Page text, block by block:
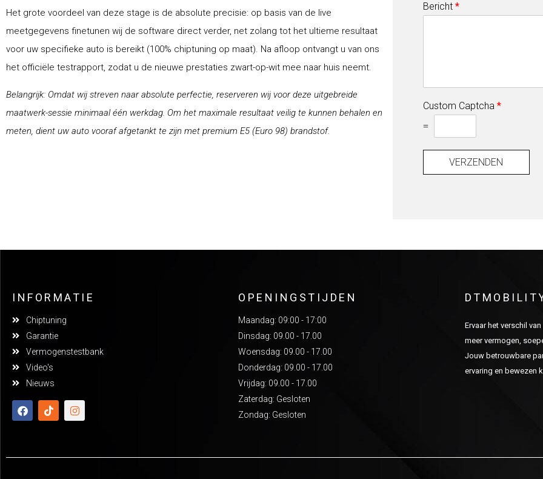
Het grote voordeel van deze stage is de absolute precisie: op basis van de live
meetgegevens finetunen wij de software direct verder, net zolang tot het ultieme resultaat
voor uw specifieke auto is bereikt (100% chiptuning op maat). Na afloop ontvangt u van ons
het officiële testrapport, zodat u de nieuwe prestaties zwart-op-wit mee naar huis neemt.
Belangrijk: Omdat wij streven naar absolute perfectie, reserveren wij voor deze uitgebreide
maatwerk-sessie minimaal één werkdag. Om het maximale resultaat veilig te kunnen behalen en
meten, dient uw auto vooraf afgetankt te zijn met premium E5 (Euro 98) brandstof.
Bericht *
Custom Captcha *
=
VERZENDEN
INFORMATIE
Chiptuning
Garantie
Vermogenstestbank
Video's
Nieuws
OPENINGSTIJDEN
Maandag: 09:00 - 17:00
Dinsdag: 09.00 - 17.00
Woensdag: 09.00 - 17.00
Donderdag: 09.00 - 17.00
Vrijdag: 09.00 - 17.00
Zaterdag: Gesloten
Zondag: Gesloten
Ervaar het verschil
meer vermogen,
Jouw betrouwbare
ervaring en bewezen